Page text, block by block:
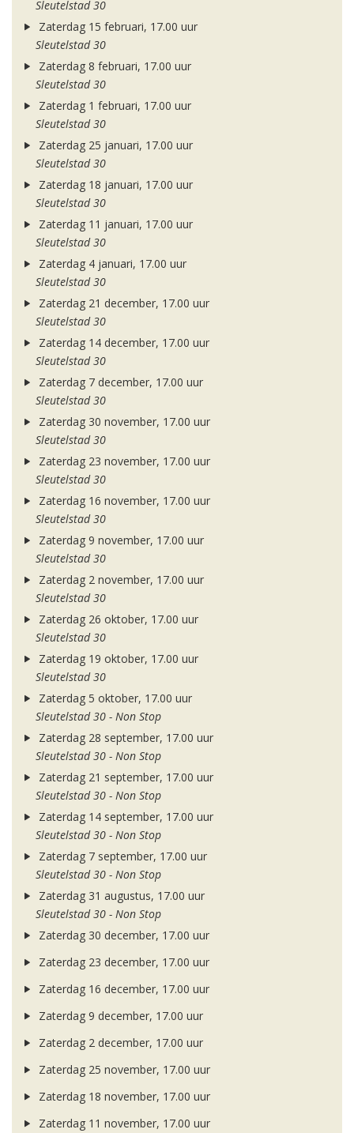
Sleutelstad 30
Zaterdag 15 februari, 17.00 uur
Sleutelstad 30
Zaterdag 8 februari, 17.00 uur
Sleutelstad 30
Zaterdag 1 februari, 17.00 uur
Sleutelstad 30
Zaterdag 25 januari, 17.00 uur
Sleutelstad 30
Zaterdag 18 januari, 17.00 uur
Sleutelstad 30
Zaterdag 11 januari, 17.00 uur
Sleutelstad 30
Zaterdag 4 januari, 17.00 uur
Sleutelstad 30
Zaterdag 21 december, 17.00 uur
Sleutelstad 30
Zaterdag 14 december, 17.00 uur
Sleutelstad 30
Zaterdag 7 december, 17.00 uur
Sleutelstad 30
Zaterdag 30 november, 17.00 uur
Sleutelstad 30
Zaterdag 23 november, 17.00 uur
Sleutelstad 30
Zaterdag 16 november, 17.00 uur
Sleutelstad 30
Zaterdag 9 november, 17.00 uur
Sleutelstad 30
Zaterdag 2 november, 17.00 uur
Sleutelstad 30
Zaterdag 26 oktober, 17.00 uur
Sleutelstad 30
Zaterdag 19 oktober, 17.00 uur
Sleutelstad 30
Zaterdag 5 oktober, 17.00 uur
Sleutelstad 30 - Non Stop
Zaterdag 28 september, 17.00 uur
Sleutelstad 30 - Non Stop
Zaterdag 21 september, 17.00 uur
Sleutelstad 30 - Non Stop
Zaterdag 14 september, 17.00 uur
Sleutelstad 30 - Non Stop
Zaterdag 7 september, 17.00 uur
Sleutelstad 30 - Non Stop
Zaterdag 31 augustus, 17.00 uur
Sleutelstad 30 - Non Stop
Zaterdag 30 december, 17.00 uur
Zaterdag 23 december, 17.00 uur
Zaterdag 16 december, 17.00 uur
Zaterdag 9 december, 17.00 uur
Zaterdag 2 december, 17.00 uur
Zaterdag 25 november, 17.00 uur
Zaterdag 18 november, 17.00 uur
Zaterdag 11 november, 17.00 uur